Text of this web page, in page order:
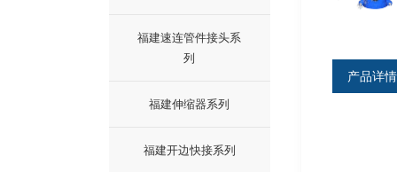
福建速连管件接头系
列
福建伸缩器系列
福建开边快接系列
产品详情